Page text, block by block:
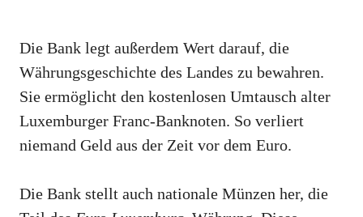
Die Bank legt außerdem Wert darauf, die
Währungsgeschichte des Landes zu bewahren.
Sie ermöglicht den kostenlosen Umtausch alter
Luxemburger Franc-Banknoten. So verliert
niemand Geld aus der Zeit vor dem Euro.
Die Bank stellt auch nationale Münzen her, die